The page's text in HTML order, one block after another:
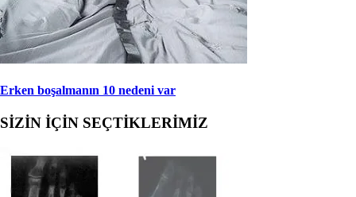
Erken boşalmanın 10 nedeni var
SİZİN İÇİN SEÇTİKLERİMİZ